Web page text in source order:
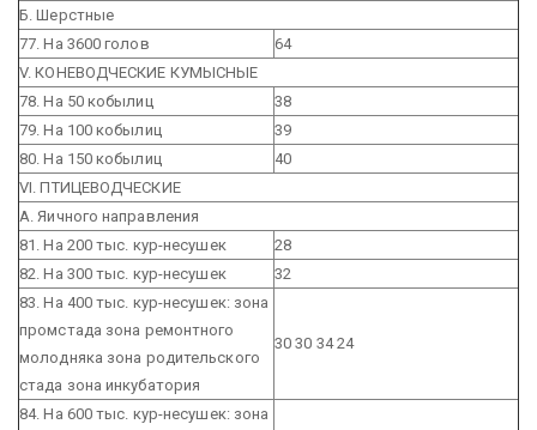
Б. Шерстные
77. На 3600 голов
64
V. КОНЕВОДЧЕСКИЕ КУМЫСНЫЕ
78. На 50 кобылиц
38
79. На 100 кобылиц
39
80. На 150 кобылиц
40
VI. ПТИЦЕВОДЧЕСКИЕ
А. Яичного направления
81. На 200 тыс. кур-несушек
28
82. На 300 тыс. кур-несушек
32
83. На 400 тыс. кур-несушек:зона
промстада зона ремонтного
молодняка зона родительского
стада зона инкубатория
30 30 3424
84. На 600 тыс. кур-несушек:зона